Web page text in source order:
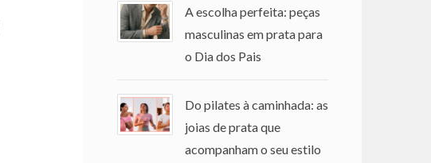
A escolha perfeita: peças
masculinas em prata para
o Dia dos Pais
Do pilates à caminhada: as
joias de prata que
acompanham o seu estilo